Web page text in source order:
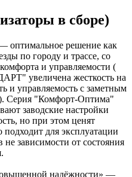
в сборе)
решение как
по городу и трассе, со
и управляемости (
увеличена жесткость на
и управляемость с заметным
Серия "Комфорт-Оптима"
заводские настройки
но при этом ценят
для эксплуатации
не зависимости от состояния
надёжности» —